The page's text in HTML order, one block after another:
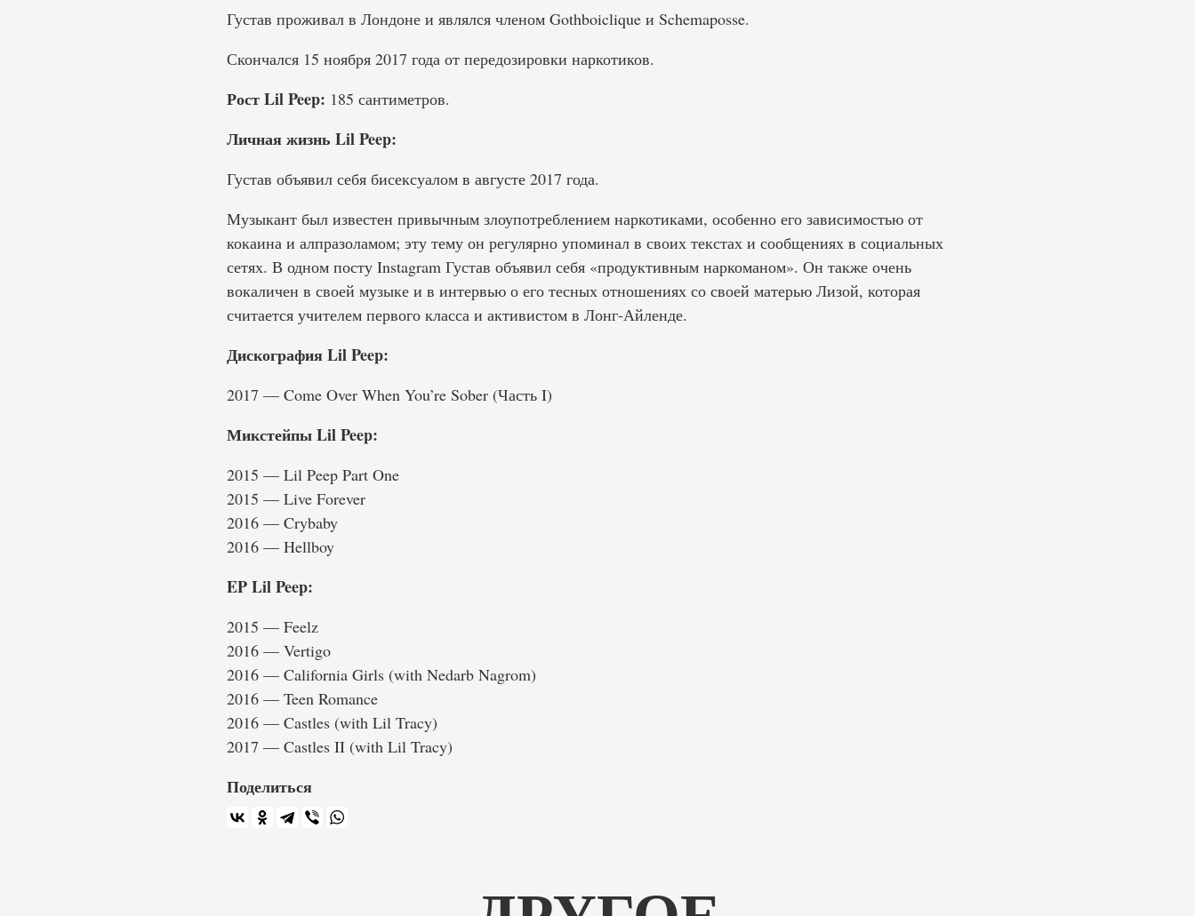
Густав проживал в Лондоне и являлся членом Gothboiclique и Schemaposse.
Скончался 15 ноября 2017 года от передозировки наркотиков.
Рост Lil Peep: 185 сантиметров.
Личная жизнь Lil Peep:
Густав объявил себя бисексуалом в августе 2017 года.
Музыкант был известен привычным злоупотреблением наркотиками, особенно его зависимостью от
кокаина и алпразоламом; эту тему он регулярно упоминал в своих текстах и ​​сообщениях в социальных
сетях. В одном посту Instagram Густав объявил себя «продуктивным наркоманом». Он также очень
вокаличен в своей музыке и в интервью о его тесных отношениях со своей матерью Лизой, которая
считается учителем первого класса и активистом в Лонг-Айленде.
Дискография Lil Peep:
2017 — Come Over When You’re Sober (Часть I)
Микстейпы Lil Peep:
2015 — Lil Peep Part One
2015 — Live Forever
2016 — Crybaby
2016 — Hellboy
EP Lil Peep:
2015 — Feelz
2016 — Vertigo
2016 — California Girls (with Nedarb Nagrom)
2016 — Teen Romance
2016 — Castles (with Lil Tracy)
2017 — Castles II (with Lil Tracy)
Поделиться